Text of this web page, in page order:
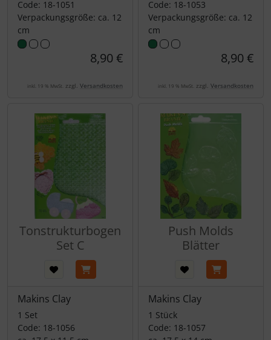
Code: 18-1051
Verpackungsgröße: ca. 12
cm
8,90 €
inkl. 19 % MwSt. zzgl. Versandkosten
Code: 18-1053
Verpackungsgröße: ca. 12
cm
8,90 €
inkl. 19 % MwSt. zzgl. Versandkosten
Tonstrukturbogen
Set C
Makins Clay
1 Set
Code: 18-1056
Push Molds
Blätter
Makins Clay
1 Stück
Code: 18-1057